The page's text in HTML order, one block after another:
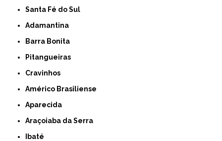
Santa Fé do Sul
Adamantina
Barra Bonita
Pitangueiras
Cravinhos
Américo Brasiliense
Aparecida
Araçoiaba da Serra
Ibaté